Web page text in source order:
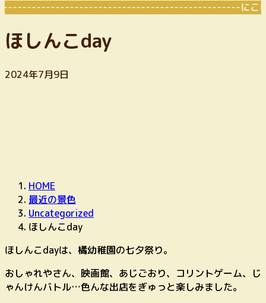
にこにこ笑顔あ
ほしんこday
2024年7月9日
HOME
最近の景色
Uncategorized
ほしんこday
ほしんこdayは、橘幼稚園の七夕祭り。
おしゃれやさん、映画館、あじごおり、コリントゲーム、じ
ゃんけんバトル…色んな出店をぎゅっと楽しみました。